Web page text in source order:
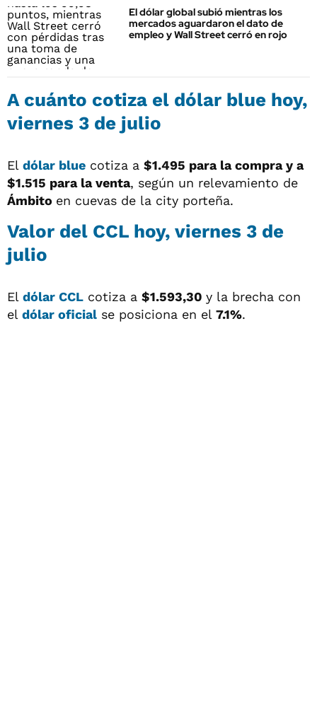
El dólar global subió mientras los
mercados aguardaron el dato de
empleo y Wall Street cerró en rojo
A cuánto cotiza el dólar blue hoy,
viernes 3 de julio
El dólar blue cotiza a $1.495 para la compra y a
$1.515 para la venta, según un relevamiento de
Ámbito en cuevas de la city porteña.
Valor del CCL hoy, viernes 3 de
julio
El dólar CCL cotiza a $1.593,30 y la brecha con
el dólar oficial se posiciona en el 7.1%.